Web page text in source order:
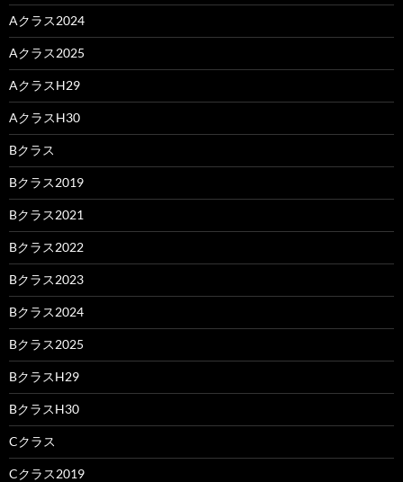
Aクラス2024
Aクラス2025
AクラスH29
AクラスH30
Bクラス
Bクラス2019
Bクラス2021
Bクラス2022
Bクラス2023
Bクラス2024
Bクラス2025
BクラスH29
BクラスH30
Cクラス
Cクラス2019